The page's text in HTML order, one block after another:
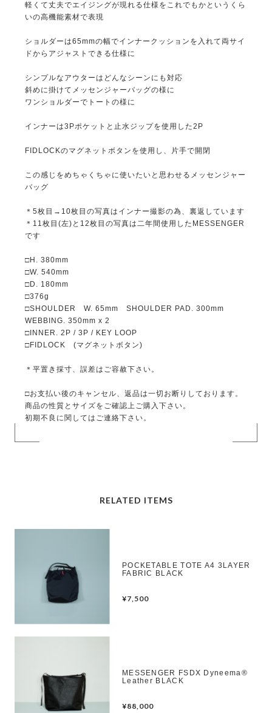
軽くて丈夫でエイジングが現れる仕様をこれでもかというくら
いの高機能素材で表現
ショルダーは65mmの幅でインナークッションを入れて両サイ
ドからアジャストできる仕様に
シンプルなアウターはどんなシーンにも対応
斜めに掛けてメッセンジャーバッグの様に
ワンショルダーでトートの様に
インナーは3Pポケットと止水ジップを使用した2P
FIDLOCKのマグネットボタンを使用し、片手で開閉
この感じをめちゃくちゃに使いたいと思わせるメッセンジャー
バッグ
＊5枚目→10枚目の写真はインナー撮影の為、裏返しています
＊11枚目(左)と12枚目の写真は二年間使用したMESSENGER
です
□H. 380mm
□W. 540mm
□D. 180mm
□376g
□SHOULDER W. 65mm SHOULDER PAD. 300mm
WEBBING. 350mm x 2
□INNER. 2P / 3P / KEY LOOP
□FIDLOCK (マグネットボタン)
＊平置き採寸、誤差はご容赦下さい。
□お支払い後のキャンセル、返品は一切お断りしております。
商品の性質とサイズをご確認上ご購入下さい。
初期不良に関してはご連絡下さい。
RELATED ITEMS
POCKETABLE TOTE A4 3LAYER
FABRIC BLACK
¥7,500
MESSENGER FSDX Dyneema®︎
Leather BLACK
¥88,000